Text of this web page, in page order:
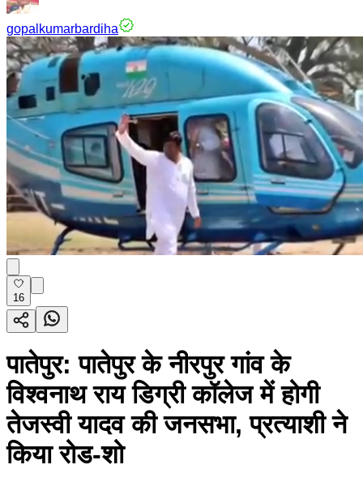
gopalkumarbardiha
16
पातेपुर: पातेपुर के नीरपुर गांव के
विश्वनाथ राय डिग्री कॉलेज में होगी
तेजस्वी यादव की जनसभा, प्रत्याशी ने
किया रोड-शो